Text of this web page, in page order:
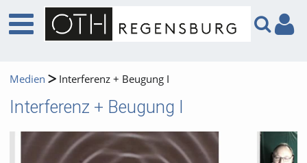
Medien Interferenz + Beugung I
Interferenz + Beugung I